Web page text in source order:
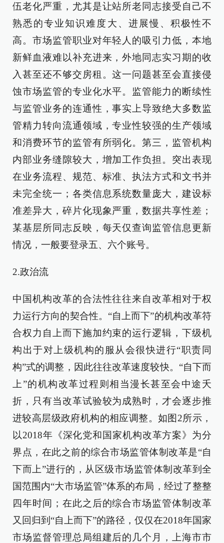
伍老化严重，尤其是让站所老同志接受自己不
熟悉的专业知识难度大、进展慢、积极性不
高。市场监管职业对年轻人的吸引力低，本地
新鲜血液难以补充进来，外地同志实习期的收
入甚至还不够交房租。这一问题甚至会直接侵
蚀市场监管的专业化水平。监管能力的断续性
与监管业务的连通性，事实上导致绝大多数监
管精力转向流通领域，专业性较强的生产领域
和消费环节的监管有所弱化。第三，监管机构
内部业务缝隙较大，增加工作负担。突出表现
在业务流程、规范、标准、执法方式和文书并
未完全统一；各类信息系统数量庞大，建设标
准差异大，碎片化现象严重，数据共享性差；
某基层所同志反映，每天仅查询监管信息更新
情况，一般要登录五、六个账号。
2.政治流
中国机构改革的合法性往往来自改革相对于权
力运行方向的契合性。“自上而下”的机构改革符
合权力自上而下施加约束的运行逻辑，下级机
构出于对上级机构的服从会很快进行“职责同
构”式的调整，因此往往改革速度较快。“自下而
上”的机构改革过程则相当漫长甚至会中途夭
折，只有当改革试验较为成熟时，才会逐步推
进较高层级政府机构的相应调整。如图2所示，
以2018年《深化党和国家机构改革方案》为分
界点，在此之前的综合市场监管体制改革是“自
下而上”进行的，从区级市场监管体制改革到全
国范围内“大市场监管”体系的布局，经过了整整
四年时间；在此之后的综合市场监管体制改革
又回归到“自上而下”的路径，仅仅在2018年国家
市场监督管理总局组建后的几个月，上海市市